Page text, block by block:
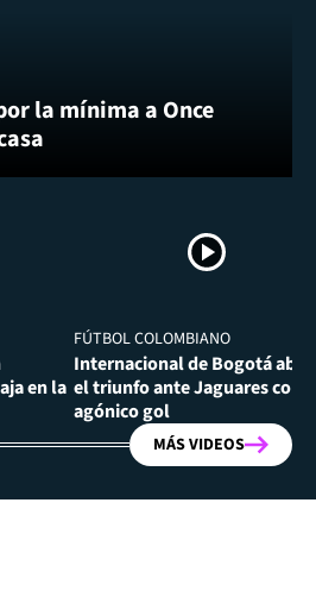
la mínima a Once
en la
FÚTBOL COLOMBIANO
Internacional de Bogotá
el triunfo ante Jaguares con
agónico gol
MÁS VIDEOS